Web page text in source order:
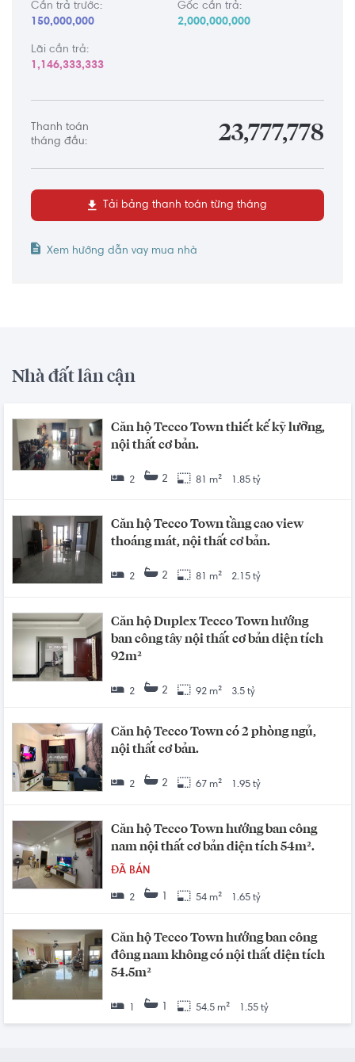
Cần trả trước:
150,000,000
Gốc cần trả:
2,000,000,000
Lãi cần trả:
1,146,333,333
Thanh toán
tháng đầu:
23,777,778
Tải bảng thanh toán từng tháng
Xem hướng dẫn vay mua nhà
Nhà đất lân cận
Căn hộ Tecco Town thiết kế kỹ lưỡng,
nội thất cơ bản.
2 2 81 m² 1.85 tỷ
Căn hộ Tecco Town tầng cao view
thoáng mát, nội thất cơ bản.
2 2 81 m² 2.15 tỷ
Căn hộ Duplex Tecco Town hướng
ban công tây nội thất cơ bản diện tích
92m²
2 2 92 m² 3.5 tỷ
Căn hộ Tecco Town có 2 phòng ngủ,
nội thất cơ bản.
2 2 67 m² 1.95 tỷ
Căn hộ Tecco Town hướng ban công
nam nội thất cơ bản diện tích 54m².
ĐÃ BÁN
2 1 54 m² 1.65 tỷ
Căn hộ Tecco Town hướng ban công
đông nam không có nội thất diện tích
54.5m²
1 54.5 m² 1.55 tỷ